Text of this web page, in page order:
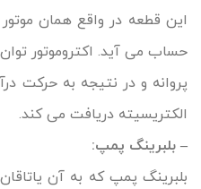
این قطعه در واقع همان
حساب می آید. اکتروموتور
پروانه و در نتیجه به حرکت
الکتریسیته دریافت می کند.
– بلبرینگ پمپ:
بلبرینگ پمپ که به آن